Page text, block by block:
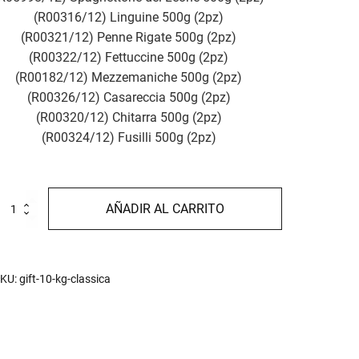
(R00316/12) Linguine 500g (2pz)
(R00321/12) Penne Rigate 500g (2pz)
(R00322/12) Fettuccine 500g (2pz)
(R00182/12) Mezzemaniche 500g (2pz)
(R00326/12) Casareccia 500g (2pz)
(R00320/12) Chitarra 500g (2pz)
(R00324/12) Fusilli 500g (2pz)
AÑADIR AL CARRITO
gift-10-kg-classica